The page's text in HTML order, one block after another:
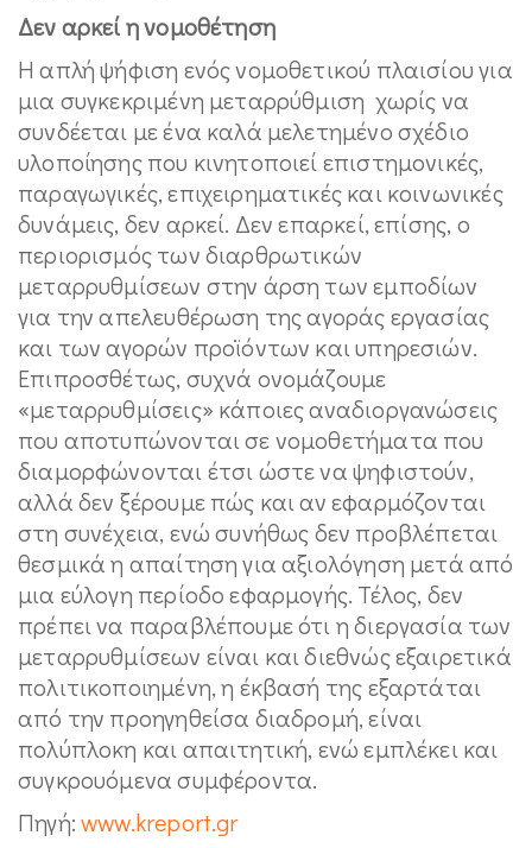
Δεν αρκεί η νομοθέτηση
Η απλή ψήφιση ενός νομοθετικού πλαισίου για
μια συγκεκριμένη μεταρρύθμιση χωρίς να
συνδέεται με ένα καλά μελετημένο σχέδιο
υλοποίησης που κινητοποιεί επιστημονικές,
παραγωγικές, επιχειρηματικές και κοινωνικές
δυνάμεις, δεν αρκεί. Δεν επαρκεί, επίσης, ο
περιορισμός των διαρθρωτικών
μεταρρυθμίσεων στην άρση των εμποδίων
για την απελευθέρωση της αγοράς εργασίας
και των αγορών προϊόντων και υπηρεσιών.
Επιπροσθέτως, συχνά ονομάζουμε
«μεταρρυθμίσεις» κάποιες αναδιοργανώσεις
που αποτυπώνονται σε νομοθετήματα που
διαμορφώνονται έτσι ώστε να ψηφιστούν,
αλλά δεν ξέρουμε πώς και αν εφαρμόζονται
στη συνέχεια, ενώ συνήθως δεν προβλέπεται
θεσμικά η απαίτηση για αξιολόγηση μετά από
μια εύλογη περίοδο εφαρμογής. Τέλος, δεν
πρέπει να παραβλέπουμε ότι η διεργασία των
μεταρρυθμίσεων είναι και διεθνώς εξαιρετικά
πολιτικοποιημένη, η έκβασή της εξαρτάται
από την προηγηθείσα διαδρομή, είναι
πολύπλοκη και απαιτητική, ενώ εμπλέκει και
συγκρουόμενα συμφέροντα.
Πηγή:www.kreport.gr